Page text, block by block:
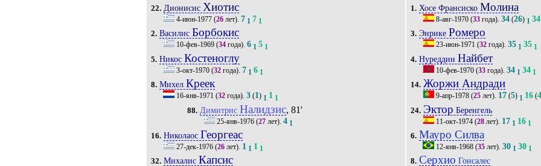
22. Дионисис Хиотис
4-июн-1977 (26 лет).7 1 7 1
2. ВасилисБорбокис
10-фев-1969 (34 года).6 1 5 1
5. Никос Костеноглу
3-окт-1970 (32 года).7 1 6 1
8. Михел Креек
16-янв-1971 (32 года).3 (1) 1 1 1
88. Димитрис Налидзис, 81'
25-янв-1976(27лет). 4 1
16. Николаос Георгеас
27-дек-1976 (26 лет). 1 1 1 1
32. МихалисКапсис
1. Хосе Франсиско Молина
8-авг-1970 (33 года).34 (26) 1 34
3. ЭнрикеРомеро
23-июн-1971 (32 года).35 1 35 1
4. Нуреддин Найбет
10-фев-1970 (33 года).34 1 34 1
14. Жоржи Андради
9-апр-1978 (25 лет). 17 (5) 1 16 (
24. Эктор Беренгель
11-окт-1974 (28 лет). 17 1 16 1
6. Мауро Силва
12-янв-1968 (35 лет).30 1 30 1
8. Серхио Гонсалес